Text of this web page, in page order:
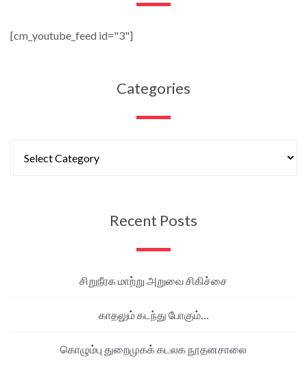
[cm_youtube_feed id="3"]
Categories
Recent Posts
சிறுநீரக மாற்று அறுவை சிகிச்சை
காதலும் கடந்து போகும்…
கொழும்பு துறைமுகக் கடலக நூதனசாலை